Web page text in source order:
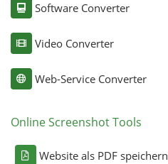
Software Converter
Video Converter
Web-Service Converter
Online Screenshot Tools
Website als PDF speichern